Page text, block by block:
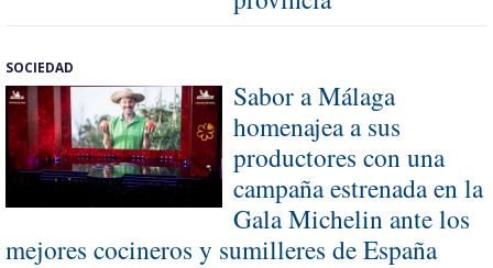
SOCIEDAD
Sabor a Málaga
homenajea a sus
productores con una
campaña estrenada en la
Gala Michelin ante los
mejores cocineros y sumilleres de España